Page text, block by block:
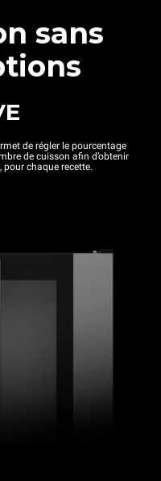
sans
de régler le pourcentage
de cuisson afin d’obtenir
chaque recette.